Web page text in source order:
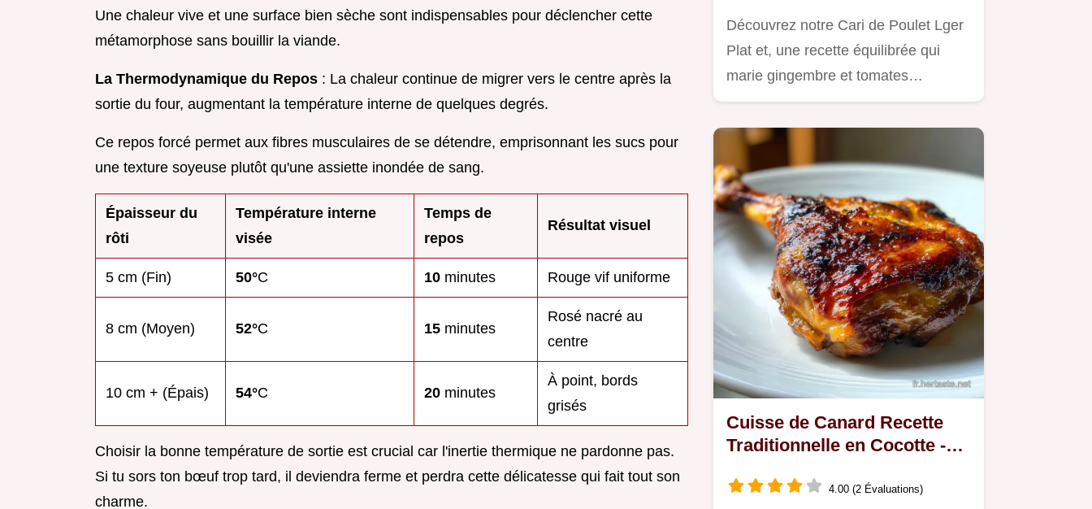
Une chaleur vive et une surface bien sèche sont indispensables pour déclencher cette
métamorphose sans bouillir la viande.
La Thermodynamique du Repos : La chaleur continue de migrer vers le centre après la
sortie du four, augmentant la température interne de quelques degrés.
Ce repos forcé permet aux fibres musculaires de se détendre, emprisonnant les sucs pour
une texture soyeuse plutôt qu'une assiette inondée de sang.
Épaisseur du
rôti
Température interne
visée
Temps de
repos
Résultat visuel
5 cm (Fin) 50°C 10 minutes Rouge vif uniforme
8 cm (Moyen) 52°C 15 minutes
Rosé nacré au
centre
10 cm + (Épais) 54°C 20 minutes
À point, bords
grisés
Choisir la bonne température de sortie est crucial car l'inertie thermique ne pardonne pas.
Si tu sors ton bœuf trop tard, il deviendra ferme et perdra cette délicatesse qui fait tout son
charme.
Découvrez notre Cari de Poulet Lger
Plat et, une recette équilibrée qui
marie gingembre et tomates…
Cuisse de Canard Recette
Traditionnelle en Cocotte -
4.00 (2 Évaluations)